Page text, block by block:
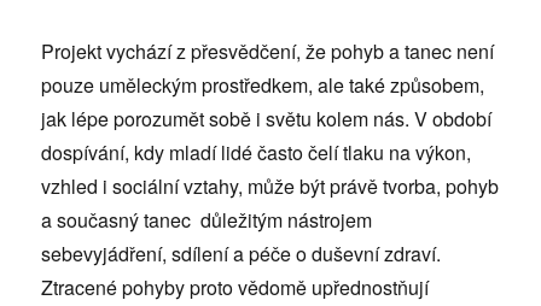
Projekt vychází z přesvědčení, že pohyb a tanec není
pouze uměleckým prostředkem, ale také způsobem,
jak lépe porozumět sobě i světu kolem nás. V období
dospívání, kdy mladí lidé často čelí tlaku na výkon,
vzhled i sociální vztahy, může být právě tvorba, pohyb
a současný tanec důležitým nástrojem
sebevyjádření, sdílení a péče o duševní zdraví.
Ztracené pohyby proto vědomě upřednostňují